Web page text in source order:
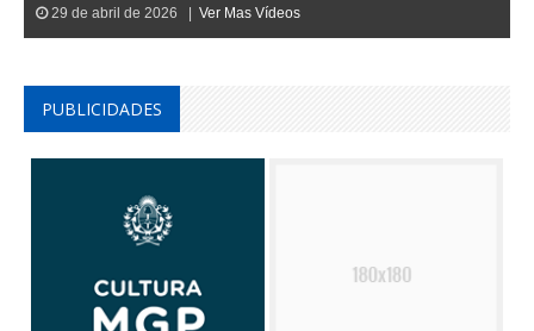
29 de abril de 2026 | Ver Mas Vídeos
PUBLICIDADES